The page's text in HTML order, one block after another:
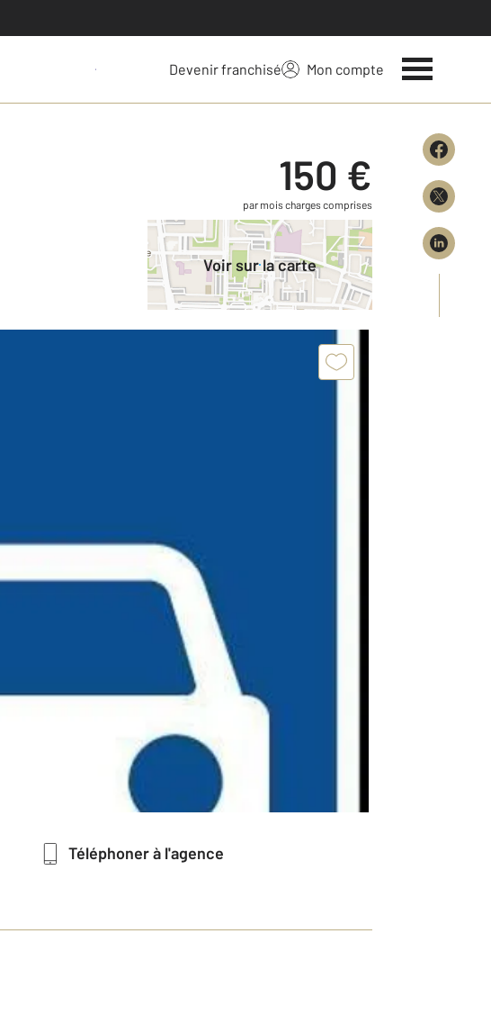
Estimer votre bien Devenir franchisé Mon compte
150 €
par mois charges comprises
Voir sur la carte
Téléphoner à l'agence